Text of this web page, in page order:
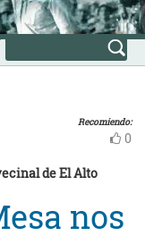
Recomiendo:
0
de El Alto
nos